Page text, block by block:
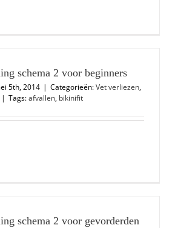
schema 2 voor beginners
5th, 2014 | Categorieën:Vet verliezen,
| Tags:afvallen, bikinifit
schema 2 voor gevorderden